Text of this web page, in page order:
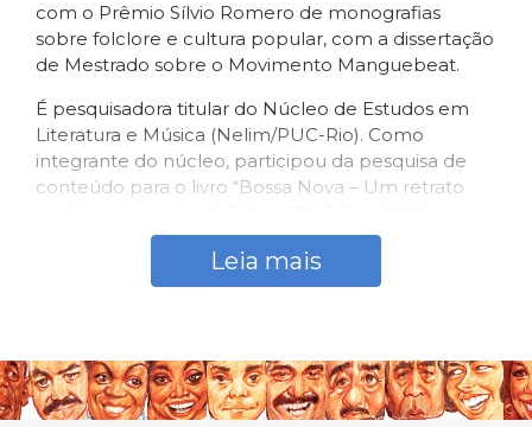
com o Prêmio Sílvio Romero de monografias
sobre folclore e cultura popular, com a dissertação
de Mestrado sobre o Movimento Manguebeat.
É pesquisadora titular do Núcleo de Estudos em
Literatura e Música (Nelim/PUC-Rio). Como
integrante do núcleo, participou da pesquisa de
conteúdo para o livro “Bossa Nova – Um retrato
trabalhou na produção do seminário “Música
Popular, Literatura e Memória”, que teve lugar na
PUC-Rio, em 2009.
Leia mais